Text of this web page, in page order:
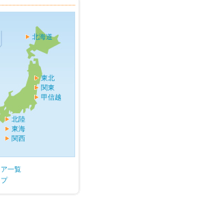
北海道
東北
関東
甲信越
北陸
東海
関西
一覧